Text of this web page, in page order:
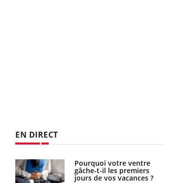
EN DIRECT
Pourquoi votre ventre
gâche-t-il les premiers
jours de vos vacances ?
Pourquoi manger moins
de protéines pourrait
finalement être bénéfique